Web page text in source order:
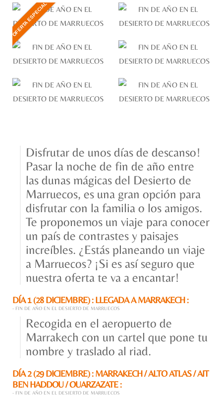
OFERTA ESPECIAL
Disfrutar de unos días de descanso!
Pasar la noche de fin de año entre
las dunas mágicas del Desierto de
Marruecos, es una gran opción para
disfrutar con la familia o los amigos.
Te proponemos un viaje para conocer
un país de contrastes y paisajes
increíbles. ¿Estás planeando un viaje
a Marruecos? ¡Si es así seguro que
nuestra oferta te va a encantar!
DÍA 1 (28 DICIEMBRE) : LLEGADA A MARRAKECH :
- FIN DE AÑO EN EL DESIERTO DE MARRUECOS
Recogida en el aeropuerto de
Marrakech con un cartel que pone tu
nombre y traslado al riad.
DÍA 2 (29 DICIEMBRE) : MARRAKECH / ALTO ATLAS / AIT
BEN HADDOU / OUARZAZATE :
- FIN DE AÑO EN EL DESIERTO DE MARRUECOS